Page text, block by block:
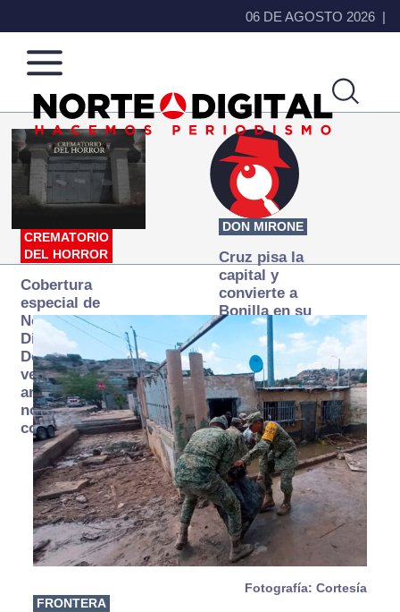
06 DE AGOSTO 2026
Norte
de
Ciudad
Más
que
noticias,
hacemos periodismo
CREMATORIO
DEL HORROR
Cobertura
especial de
Norte
Digital:
Donde la
verdad
arde… pero
no se
consume
DON MIRONE
Cruz pisa la
capital y
convierte a
Bonilla en su
primer blanco
Fotografía: Cortesía
FRONTERA